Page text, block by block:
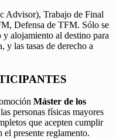
Advisor), Trabajo de Final
Defensa de TFM. Sólo se
y alojamiento al destino para
y las tasas de derecho a
Máster de los
personas físicas mayores
que acepten cumplir
el presente reglamento.